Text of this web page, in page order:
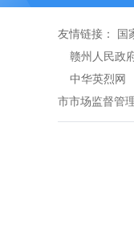
友情链接： 国
赣州人民政
中华英烈网
市市场监督管